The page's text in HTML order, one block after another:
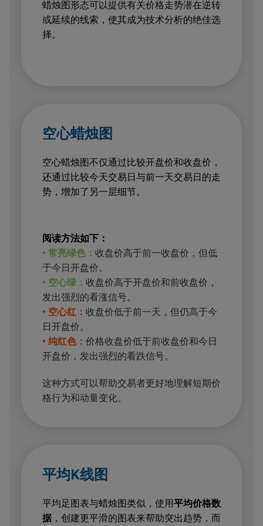
蜡烛图形态可以提供有关价格走势潜在逆转
或延续的线索，使其成为技术分析的绝佳选
择。
空心蜡烛图
空心蜡烛图不仅通过比较开盘价和收盘价，
还通过比较今天交易日与前一天交易日的走
势，增加了另一层细节。
阅读方法如下：
• 常亮绿色： 收盘价高于前一收盘价，但低
于今日开盘价。
• 空心绿： 收盘价高于开盘价和前收盘价，
发出强烈的看涨信号。
• 空心红： 收盘价低于前一天，但仍高于今
日开盘价。
• 纯红色： 价格收盘价低于前收盘价和今日
开盘价，发出强烈的看跌信号。
这种方式可以帮助交易者更好地理解短期价
格行为和动量变化。
平均K线图
平均足图表与蜡烛图类似，使用平均价格数
据 ，创建更平滑的图表来帮助突出趋势，而